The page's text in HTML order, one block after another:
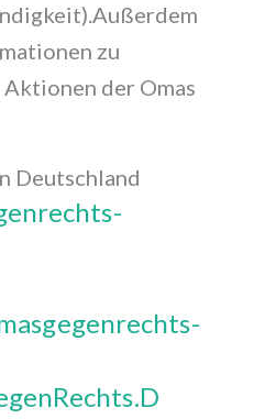
zu
der Omas
Deutschland